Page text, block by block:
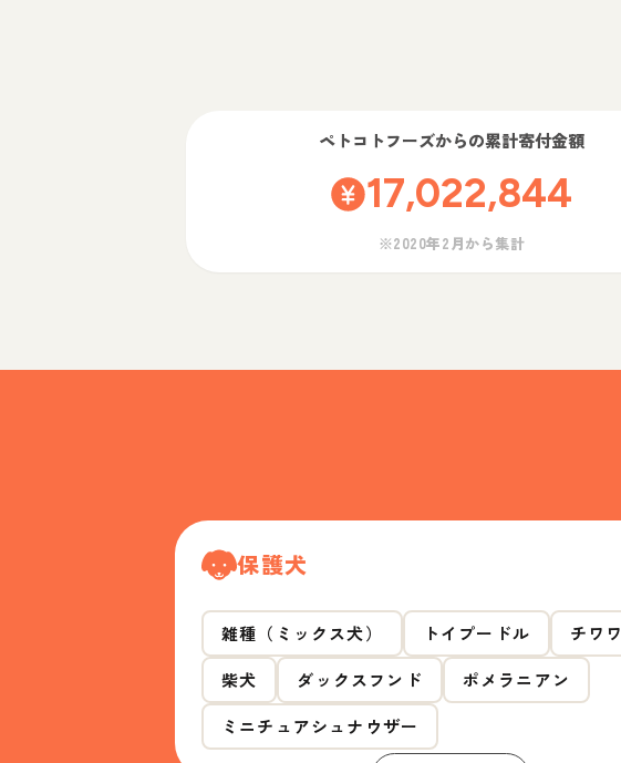
ペトコトフーズからの累計寄付金額
17,022,844
※2020年2月から集計
保護犬
雑種（ミックス犬） トイプードル
チワワ
柴犬
ダックスフンド
ポメラニアン
ミニチュアシュナウザー